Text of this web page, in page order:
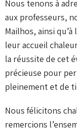
Nous tenons à
aux professeurs,
Mailhos, ainsi
leur accueil
la réussite de cet
précieuse pour
pleinement et de
Nous félicitons
remercions